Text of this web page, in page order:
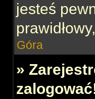
jesteś
Góra
»